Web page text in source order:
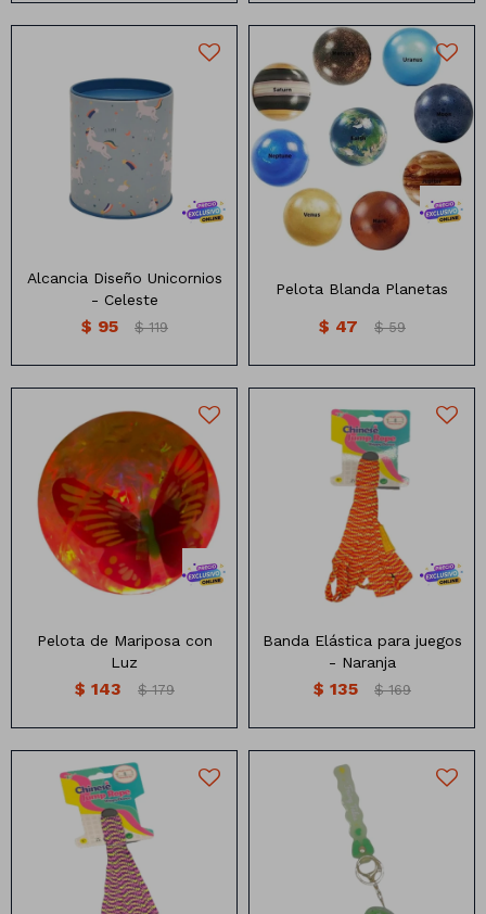
Alcancia de lata con diseño
Unicornios
Alcancia Diseño Unicornios
- Celeste
$ 95 $ 119
Pelota Blanda planetas 6cm
Pelota Blanda Planetas
$ 47 $ 59
Pelota con mariposa y luces
Pelota de Mariposa con
Luz
$ 143 $ 179
Banda elastica
Banda Elástica para juegos
- Naranja
$ 135 $ 169
Banda elastica Llavero con forma de mochila